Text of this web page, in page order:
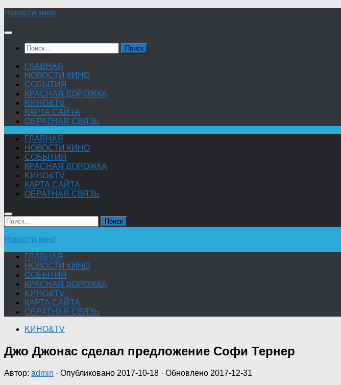
Skip
content
Новости кино
Найти:
ГЛАВНАЯ
НОВОСТИ КИНО
СОБЫТИЯ
КРАСНАЯ ДОРОЖКА
KИНО&TV
КАРТА САЙТА
ОБРАТНАЯ СВЯЗЬ
ГЛАВНАЯ
НОВОСТИ КИНО
СОБЫТИЯ
КРАСНАЯ ДОРОЖКА
KИНО&TV
КАРТА САЙТА
ОБРАТНАЯ СВЯЗЬ
Найти:
Новости кино
ГЛАВНАЯ
НОВОСТИ КИНО
СОБЫТИЯ
КРАСНАЯ ДОРОЖКА
KИНО&TV
КАРТА САЙТА
ОБРАТНАЯ СВЯЗЬ
KИНО&TV
Джо Джонас сделал предложение Софи Тернер
Автор: admin · Опубликовано 2017-10-18 · Обновлено 2017-12-31